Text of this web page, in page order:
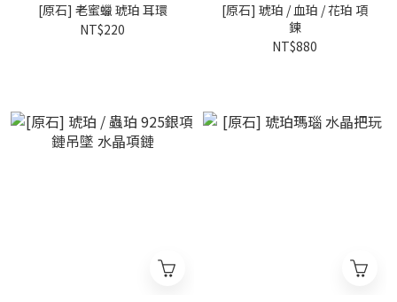
[原石] 老蜜蠟 琥珀 耳環
NT$220
[原石] 琥珀 / 血珀 / 花珀 項
鍊
NT$880